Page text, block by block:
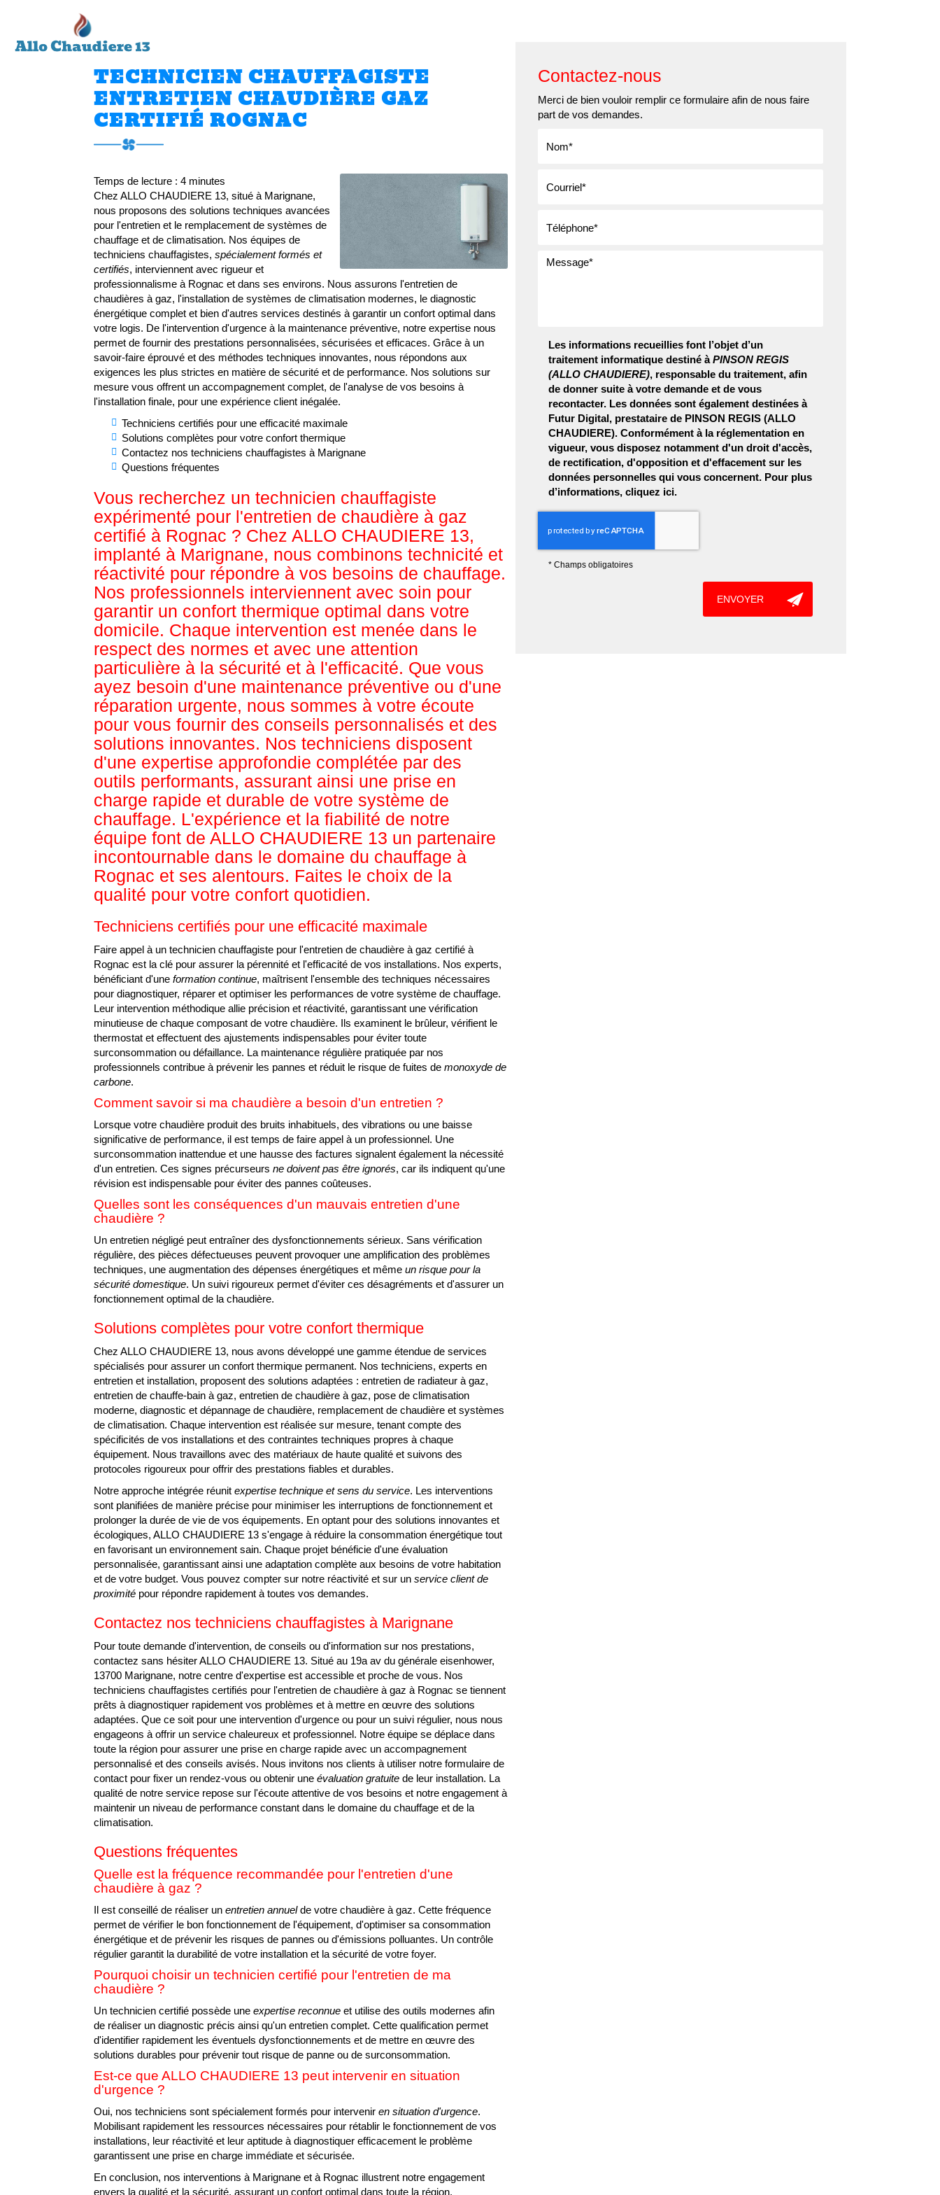
13
TECHNICIEN CHAUFFAGISTE ENTRETIEN
CHAUDIÈRE GAZ CERTIFIÉ ROGNAC
TECHNICIEN CHAUFFAGISTE
ENTRETIEN CHAUDIÈRE GAZ
CERTIFIÉ ROGNAC
Temps de lecture : 4 minutes
Chez ALLO CHAUDIERE 13, situé à Marignane,
nous proposons des solutions techniques avancées
pour l'entretien et le remplacement de systèmes de
chauffage et de climatisation. Nos équipes de
techniciens chauffagistes,spécialement formés et
certifiés, interviennent avec rigueur et
professionnalisme à Rognac et dans ses environs. Nous assurons l'entretien de
chaudières à gaz, l'installation de systèmes de climatisation modernes, le diagnostic
énergétique complet et bien d'autres services destinés à garantir un confort optimal dans
votre logis. De l'intervention d'urgence à la maintenance préventive, notre expertise nous
permet de fournir des prestations personnalisées, sécurisées et efficaces. Grâce à un
savoir-faire éprouvé et des méthodes techniques innovantes, nous répondons aux
exigences les plus strictes en matière de sécurité et de performance. Nos solutions sur
mesure vous offrent un accompagnement complet, de l'analyse de vos besoins à
l'installation finale, pour une expérience client inégalée.
Techniciens certifiés pour une efficacité maximale
Solutions complètes pour votre confort thermique
Contactez nos techniciens chauffagistes à Marignane
Questions fréquentes
Vous recherchez un technicien chauffagiste
expérimenté pour l'entretien de chaudière à gaz
certifié à Rognac ? Chez ALLO CHAUDIERE 13,
implanté à Marignane, nous combinons technicité et
réactivité pour répondre à vos besoins de chauffage.
Nos professionnels interviennent avec soin pour
garantir un confort thermique optimal dans votre
domicile. Chaque intervention est menée dans le
respect des normes et avec une attention
particulière à la sécurité et à l'efficacité. Que vous
ayez besoin d'une maintenance préventive ou d'une
réparation urgente, nous sommes à votre écoute
pour vous fournir des conseils personnalisés et des
solutions innovantes. Nos techniciens disposent
d'une expertise approfondie complétée par des
outils performants, assurant ainsi une prise en
charge rapide et durable de votre système de
chauffage. L'expérience et la fiabilité de notre
équipe font de ALLO CHAUDIERE 13 un partenaire
incontournable dans le domaine du chauffage à
Rognac et ses alentours. Faites le choix de la
qualité pour votre confort quotidien.
Techniciens certifiés pour une efficacité maximale
Faire appel à un technicien chauffagiste pour l'entretien de chaudière à gaz certifié à
Rognac est la clé pour assurer la pérennité et l'efficacité de vos installations. Nos experts,
bénéficiant d'uneformation continue, maîtrisent l'ensemble des techniques nécessaires
pour diagnostiquer, réparer et optimiser les performances de votre système de chauffage.
Leur intervention méthodique allie précision et réactivité, garantissant une vérification
minutieuse de chaque composant de votre chaudière. Ils examinent le brûleur, vérifient le
thermostat et effectuent des ajustements indispensables pour éviter toute
surconsommation ou défaillance. La maintenance régulière pratiquée par nos
professionnels contribue à prévenir les pannes et réduit le risque de fuites demonoxyde de
carbone.
Comment savoir si ma chaudière a besoin d'un entretien ?
Lorsque votre chaudière produit des bruits inhabituels, des vibrations ou une baisse
significative de performance, il est temps de faire appel à un professionnel. Une
surconsommation inattendue et une hausse des factures signalent également la nécessité
d'un entretien. Ces signes précurseursne doivent pas être ignorés, car ils indiquent qu'une
révision est indispensable pour éviter des pannes coûteuses.
Quelles sont les conséquences d'un mauvais entretien d'une
chaudière ?
Un entretien négligé peut entraîner des dysfonctionnements sérieux. Sans vérification
régulière, des pièces défectueuses peuvent provoquer une amplification des problèmes
techniques, une augmentation des dépenses énergétiques et mêmeun risque pour la
sécurité domestique. Un suivi rigoureux permet d'éviter ces désagréments et d'assurer un
fonctionnement optimal de la chaudière.
Solutions complètes pour votre confort thermique
Chez ALLO CHAUDIERE 13, nous avons développé une gamme étendue de services
spécialisés pour assurer un confort thermique permanent. Nos techniciens, experts en
entretien et installation, proposent des solutions adaptées : entretien de radiateur à gaz,
entretien de chauffe-bain à gaz, entretien de chaudière à gaz, pose de climatisation
moderne, diagnostic et dépannage de chaudière, remplacement de chaudière et systèmes
de climatisation. Chaque intervention est réalisée sur mesure, tenant compte des
spécificités de vos installations et des contraintes techniques propres à chaque
équipement. Nous travaillons avec des matériaux de haute qualité et suivons des
protocoles rigoureux pour offrir des prestations fiables et durables.
Notre approche intégrée réunitexpertise technique et sens du service. Les interventions
sont planifiées de manière précise pour minimiser les interruptions de fonctionnement et
prolonger la durée de vie de vos équipements. En optant pour des solutions innovantes et
écologiques, ALLO CHAUDIERE 13 s'engage à réduire la consommation énergétique tout
en favorisant un environnement sain. Chaque projet bénéficie d'une évaluation
personnalisée, garantissant ainsi une adaptation complète aux besoins de votre habitation
et de votre budget. Vous pouvez compter sur notre réactivité et sur unservice client de
proximité pour répondre rapidement à toutes vos demandes.
Contactez nos techniciens chauffagistes à Marignane
Pour toute demande d'intervention, de conseils ou d'information sur nos prestations,
contactez sans hésiter ALLO CHAUDIERE 13. Situé au 19a av du générale eisenhower,
13700 Marignane, notre centre d'expertise est accessible et proche de vous. Nos
techniciens chauffagistes certifiés pour l'entretien de chaudière à gaz à Rognac se tiennent
prêts à diagnostiquer rapidement vos problèmes et à mettre en œuvre des solutions
adaptées. Que ce soit pour une intervention d'urgence ou pour un suivi régulier, nous nous
engageons à offrir un service chaleureux et professionnel. Notre équipe se déplace dans
toute la région pour assurer une prise en charge rapide avec un accompagnement
personnalisé et des conseils avisés. Nous invitons nos clients à utiliser notre formulaire de
contact pour fixer un rendez-vous ou obtenir uneévaluation gratuite de leur installation. La
qualité de notre service repose sur l'écoute attentive de vos besoins et notre engagement à
maintenir un niveau de performance constant dans le domaine du chauffage et de la
climatisation.
Questions fréquentes
Quelle est la fréquence recommandée pour l'entretien d'une
chaudière à gaz ?
Il est conseillé de réaliser unentretien annuelde votre chaudière à gaz. Cette fréquence
permet de vérifier le bon fonctionnement de l'équipement, d'optimiser sa consommation
énergétique et de prévenir les risques de pannes ou d'émissions polluantes. Un contrôle
régulier garantit la durabilité de votre installation et la sécurité de votre foyer.
Pourquoi choisir un technicien certifié pour l'entretien de ma
chaudière ?
Un technicien certifié possède uneexpertise reconnue et utilise des outils modernes afin
de réaliser un diagnostic précis ainsi qu'un entretien complet. Cette qualification permet
d'identifier rapidement les éventuels dysfonctionnements et de mettre en œuvre des
solutions durables pour prévenir tout risque de panne ou de surconsommation.
Est-ce que ALLO CHAUDIERE 13 peut intervenir en situation
d'urgence ?
Oui, nos techniciens sont spécialement formés pour interveniren situation d'urgence.
Mobilisant rapidement les ressources nécessaires pour rétablir le fonctionnement de vos
installations, leur réactivité et leur aptitude à diagnostiquer efficacement le problème
garantissent une prise en charge immédiate et sécurisée.
En conclusion, nos interventions à Marignane et à Rognac illustrent notre engagement
envers la qualité et la sécurité, assurant un confort optimal dans toute la région.
Contactez-nous
Merci de bien vouloir remplir ce formulaire afin de nous faire
part de vos demandes.
Les informations recueillies font l’objet d’un
traitement informatique destiné àPINSON REGIS
(ALLO CHAUDIERE), responsable du traitement, afin
de donner suite à votre demande et de vous
recontacter. Les données sont également destinées à
Futur Digital, prestataire de PINSON REGIS (ALLO
CHAUDIERE). Conformément à la réglementation en
vigueur, vous disposez notamment d'un droit d'accès,
de rectification, d'opposition et d'effacement sur les
données personnelles qui vous concernent. Pour plus
d’informations, cliquez ici.
* Champs obligatoires